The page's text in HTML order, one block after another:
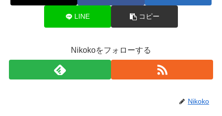
LINE コピー
Nikokoをフォローする
Nikoko